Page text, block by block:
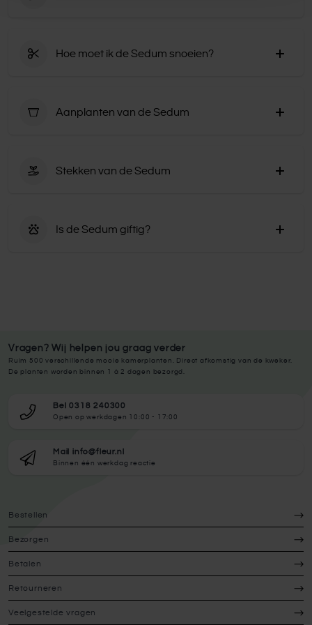
Hoe moet ik de Sedum snoeien?
Aanplanten van de Sedum
rotstuin.Stekken van de Sedum
enkele jaren oud is, graaf deze op en verdeel de plant
Is de Sedum giftig?
Vragen? Wij helpen jou graag verder
Ruim 500 verschillende mooie kamerplanten. Direct afkomstig van de kweker.
De planten worden binnen 1 à 2 dagen bezorgd.
Bel 0318 240300
Open op werkdagen 10:00 - 17:00
Mail info@fleur.nl
Binnen één werkdag reactie
Bestellen
Bezorgen
Betalen
Retourneren
Veelgestelde vragen